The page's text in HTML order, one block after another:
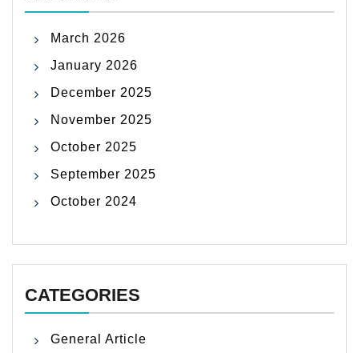
March 2026
January 2026
December 2025
November 2025
October 2025
September 2025
October 2024
CATEGORIES
General Article